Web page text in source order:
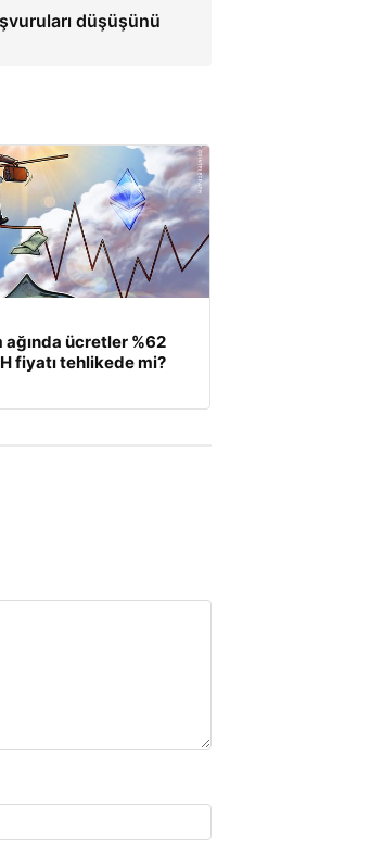
düşüşünü
ağında ücretler %62
fiyatı tehlikede mi?